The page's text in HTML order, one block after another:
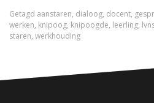
Getagd aanstaren, dialoog, docent,
werken, knipoog, knipoogde, leerling,
staren, werkhouding